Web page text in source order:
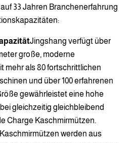
33 Jahren Branchenerfahrung
Jingshang verfügt über
große, moderne
mehr als 80 fortschrittlichen
und über 100 erfahrenen
gewährleistet eine hohe
gleichzeitig gleichbleibend
Charge Kaschmirmützen.
werden aus